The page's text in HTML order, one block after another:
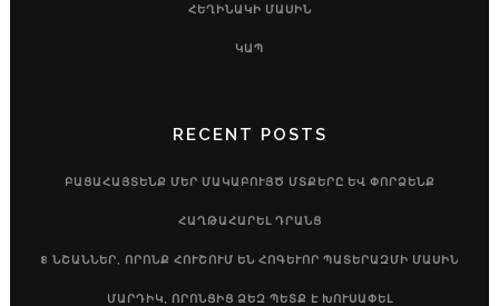
ՀԵՂԻՆԱԿԻ ՄԱՍԻՆ
ԿԱՊ
RECENT POSTS
ԲԱՑԱՀԱՅՏԵՆՔ ՄԵՐ ՄԱԿԱԲՈՒՅԾ ՄՏՔԵՐԸ ԵՎ ՓՈՐՁԵՆՔ
ՀԱՂԹԱՀԱՐԵԼ ԴՐԱՆՑ
8 ՆՇԱՆՆԵՐ, ՈՐՈՆՔ ՀՈՒՇՈՒՄ ԵՆ ՀՈԳԵՒՈՐ ՊԱՏԵՐԱԶՄԻ ՄԱՍԻՆ
ՄԱՐԴԻԿ, ՈՐՈՆՑԻՑ ՁԵԶ ՊԵՏՔ Է ԽՈՒՍԱՓԵԼ